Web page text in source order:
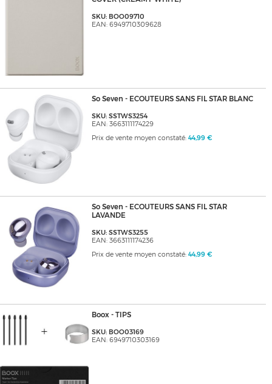
SKU: BOO09710
EAN: 6949710309628
So Seven - ECOUTEURS SANS FIL STAR BLANC
SKU: SSTWS3254
EAN: 3663111174229
Prix de vente moyen constaté: 44,99 €
So Seven - ECOUTEURS SANS FIL STAR
LAVANDE
SKU: SSTWS3255
EAN: 3663111174236
Prix de vente moyen constaté: 44,99 €
Boox - TIPS
SKU: BOO03169
EAN: 6949710303169